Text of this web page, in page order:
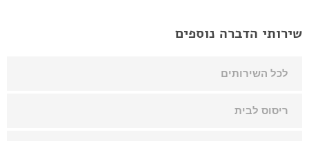
שירותי הדברה נוספים
לכל השירותים
ריסוס לבית